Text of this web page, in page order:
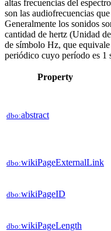
altas frecuencias del
son las audiofrecuencias
Generalmente los sonidos
cantidad de hertz (Unidad
de símbolo Hz, que
periódico cuyo período es 1
Property
dbo:abstract
dbo:wikiPageExternalLink
dbo:wikiPageID
dbo:wikiPageLength